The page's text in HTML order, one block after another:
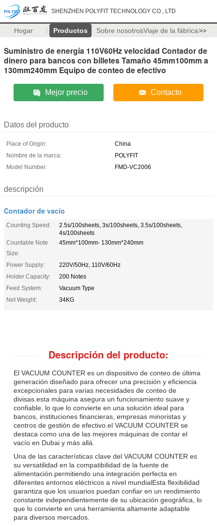
SHENZHEN POLYFIT TECHNOLOGY CO., LTD
Hogar Productos Sobre nosotrosViaje de la fábrica>>
Suministro de energía 110V60Hz velocidad Contador de
dinero para bancos con billetes Tamaño 45mm100mm a
130mm240mm Equipo de conteo de efectivo
Mejor precio Contacto
Datos del producto
Place of Origin:
China
Nombre de la marca:
POLYFIT
Model Number:
FMD-VC2006
descripción
Contador de vacío
Counting Speed:
2.5s/100sheets, 3s/100sheets, 3.5s/100sheets,
4s/100sheets
Countable Note
Size:
45mm*100mm- 130mm*240mm
Power Supply:
220V/50Hz, 110V/60Hz
Holder Capacity:
200 Notes
Feed System:
Vacuum Type
Net Weight:
34KG
Descripción del producto:
El VACUUM COUNTER es un dispositivo de conteo de última
generación diseñado para ofrecer una precisión y eficiencia
excepcionales para varias necesidades de conteo de
divisas.esta máquina asegura un funcionamiento suave y
confiable, lo que lo convierte en una solución ideal para
bancos, instituciones financieras, empresas minoristas y
centros de gestión de efectivo.el VACUUM COUNTER se
destaca como una de las mejores máquinas de contar el
vacío en Dubai y más allá.
Una de las características clave del VACUUM COUNTER es
su versatilidad en la compatibilidad de la fuente de
alimentación.permitiendo una integración perfecta en
diferentes entornos eléctricos a nivel mundialEsta flexibilidad
garantiza que los usuarios puedan confiar en un rendimiento
constante independientemente de su ubicación geográfica, lo
que lo convierte en una herramienta altamente adaptable
para diversos mercados.